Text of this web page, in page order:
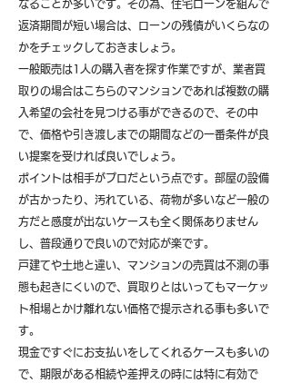
なることが多いです。その為、住宅ローンを組んで
返済期間が短い場合は、ローンの残債がいくらなの
かをチェックしておきましょう。
一般販売は1人の購入者を探す作業ですが、業者買
取りの場合はこちらのマンションであれば複数の購
入希望の会社を見つける事ができるので、その中
で、価格や引き渡しまでの期間などの一番条件が良
い提案を受ければ良いでしょう。
ポイントは相手がプロだという点です。部屋の設備
が古かったり、汚れている、荷物が多いなど一般の
方だと感度が出ないケースも全く関係ありません
し、普段通りで良いので対応が楽です。
戸建てや土地と違い、マンションの売買は不測の事
態も起きにくいので、買取りとはいってもマーケッ
ト相場とかけ離れない価格で提示される事も多いで
す。
現金ですぐにお支払いをしてくれるケースも多いの
で、期限がある相続や差押えの時には特に有効で